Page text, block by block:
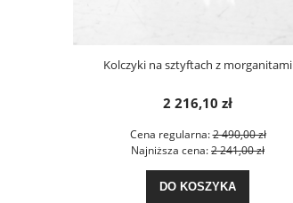
Kolczyki na sztyftach z morganitami
2 216,10 zł
Cena regularna:2 490,00 zł
Najniższa cena:2 241,00 zł
DO KOSZYKA